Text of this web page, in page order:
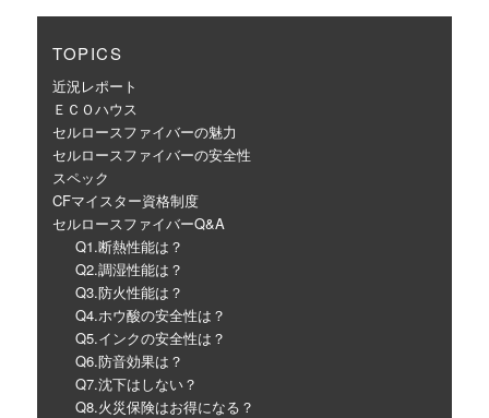
TOPICS
近況レポート
ＥＣＯハウス
セルロースファイバーの魅力
セルロースファイバーの安全性
スペック
CFマイスター資格制度
セルロースファイバーQ&A
Q1.断熱性能は？
Q2.調湿性能は？
Q3.防火性能は？
Q4.ホウ酸の安全性は？
Q5.インクの安全性は？
Q6.防音効果は？
Q7.沈下はしない？
Q8.火災保険はお得になる？